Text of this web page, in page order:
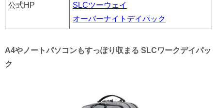
公式HP
SLCツーウェイ
オーバーナイトデイパック
A4やノートパソコンもすっぽり収まる SLCワークデイパッ
ク